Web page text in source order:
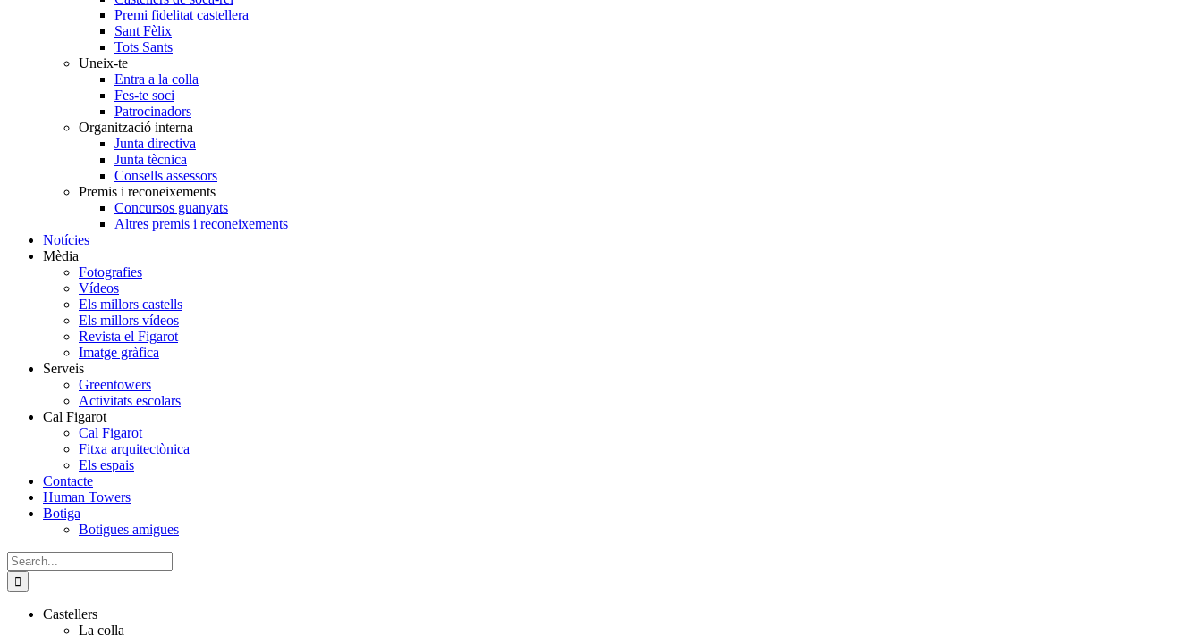
Premi fidelitat castellera
Sant Fèlix
Tots Sants
Uneix-te
Entra a la colla
Fes-te soci
Patrocinadors
Organització interna
Junta directiva
Junta tècnica
Consells assessors
Premis i reconeixements
Concursos guanyats
Altres premis i reconeixements
Notícies
Mèdia
Fotografies
Vídeos
Els millors castells
Els millors vídeos
Revista el Figarot
Imatge gràfica
Serveis
Greentowers
Activitats escolars
Cal Figarot
Cal Figarot
Fitxa arquitectònica
Els espais
Contacte
Human Towers
Botiga
Botigues amigues
Search
for:
Castellers
La colla